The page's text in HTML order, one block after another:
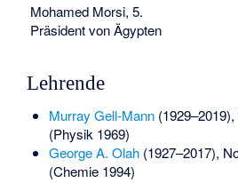
Mohamed Morsi, 5.
Präsident von Ägypten
Lehrende
Murray Gell-Mann(1929–2019),
(Physik 1969)
George A. Olah(1927–2017),
(Chemie 1994)